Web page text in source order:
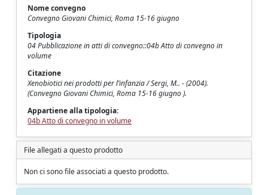
Nome convegno
Convegno Giovani Chimici, Roma 15-16 giugno
Tipologia
04 Pubblicazione in atti di convegno::04b Atto di convegno in
volume
Citazione
Xenobiotici nei prodotti per l’infanzia / Sergi, M.. - (2004).
(Convegno Giovani Chimici, Roma 15-16 giugno ).
Appartiene alla tipologia:
04b Atto di convegno in volume
File allegati a questo prodotto
Non ci sono file associati a questo prodotto.